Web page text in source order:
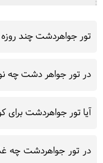
تور جواهردشت چند
در تور جواهر دشت چه
آیا تور جواهردشت
در تور جواهردشت چه